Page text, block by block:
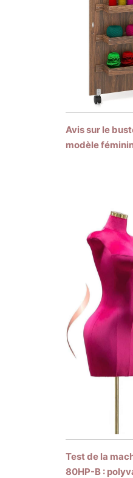
Avis sur le
modèle
Test de la
80HP-B :